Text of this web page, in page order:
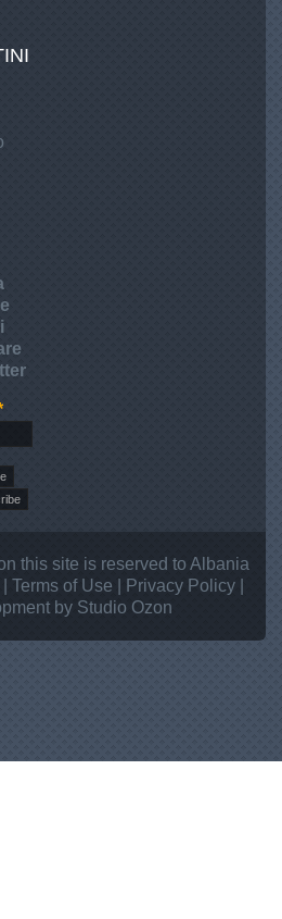
this site is reserved to Albania
Terms of Use Privacy Policy
by Studio Ozon